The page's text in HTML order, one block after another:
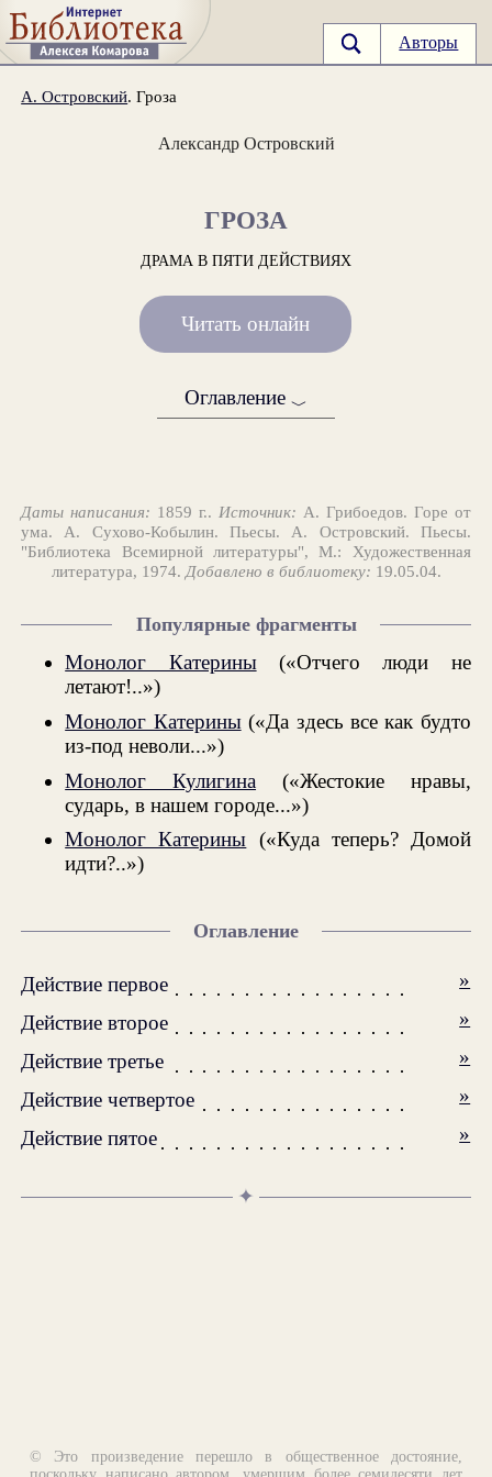
Авторы
А. Островский. Гроза
Александр Островский
ГРОЗА
ДРАМА В ПЯТИ ДЕЙСТВИЯХ
Читать онлайн
Оглавление ﹀
Даты написания: 1859 г.. Источник: А. Грибоедов. Горе от
ума. А. Сухово-Кобылин. Пьесы. А. Островский. Пьесы.
"Библиотека Всемирной литературы", М.: Художественная
литература, 1974. Добавлено в библиотеку: 19.05.04.
Популярные фрагменты
Монолог Катерины(«Отчего люди не
летают!..»)
Монолог Катерины(«Да здесь все как будто
из-под неволи...»)
Монолог Кулигина («Жестокие нравы,
сударь, в нашем городе...»)
Монолог Катерины («Куда теперь? Домой
идти?..»)
Оглавление
Действие первое
»
Действие второе
»
Действие третье
»
Действие четвертое
»
Действие пятое
»
✦
© Это произведение перешло в общественное достояние,